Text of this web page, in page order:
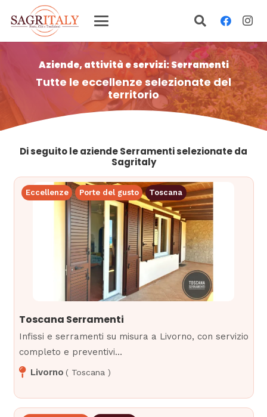
Aziende, attività e servizi: Serramenti
Tutte le eccellenze selezionate del
territorio
Di seguito le aziende Serramenti selezionate da
Sagritaly
Eccellenze Porte del gusto Toscana
Toscana Serramenti
Infissi e serramenti su misura a Livorno, con servizio
completo e preventivi…
Livorno ( Toscana )